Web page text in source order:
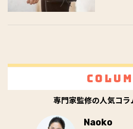
専門家監修の人気コラ
Naoko